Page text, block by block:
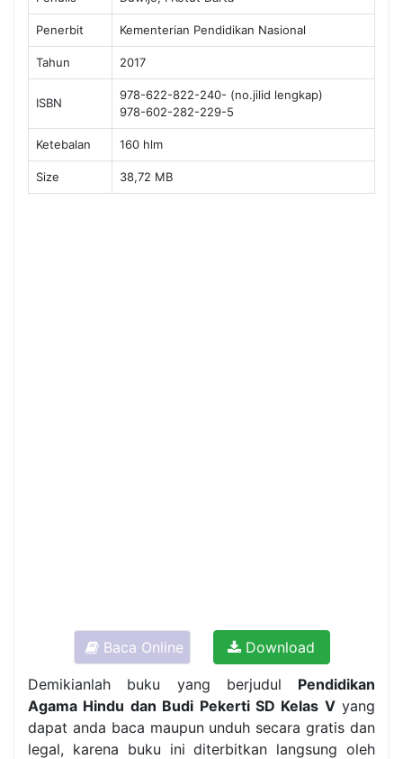
Penerbit Kementerian Pendidikan Nasional
Tahun 2017
ISBN
978-622-822-240- (no.jilid lengkap)
978-602-282-229-5
Ketebalan 160 hlm
Size 38,72 MB
Baca Online Download
Demikianlah buku yang berjudul Pendidikan
Agama Hindu dan Budi Pekerti SD Kelas Vyang
dapat anda baca maupun unduh secara gratis dan
legal, karena buku ini diterbitkan langsung oleh